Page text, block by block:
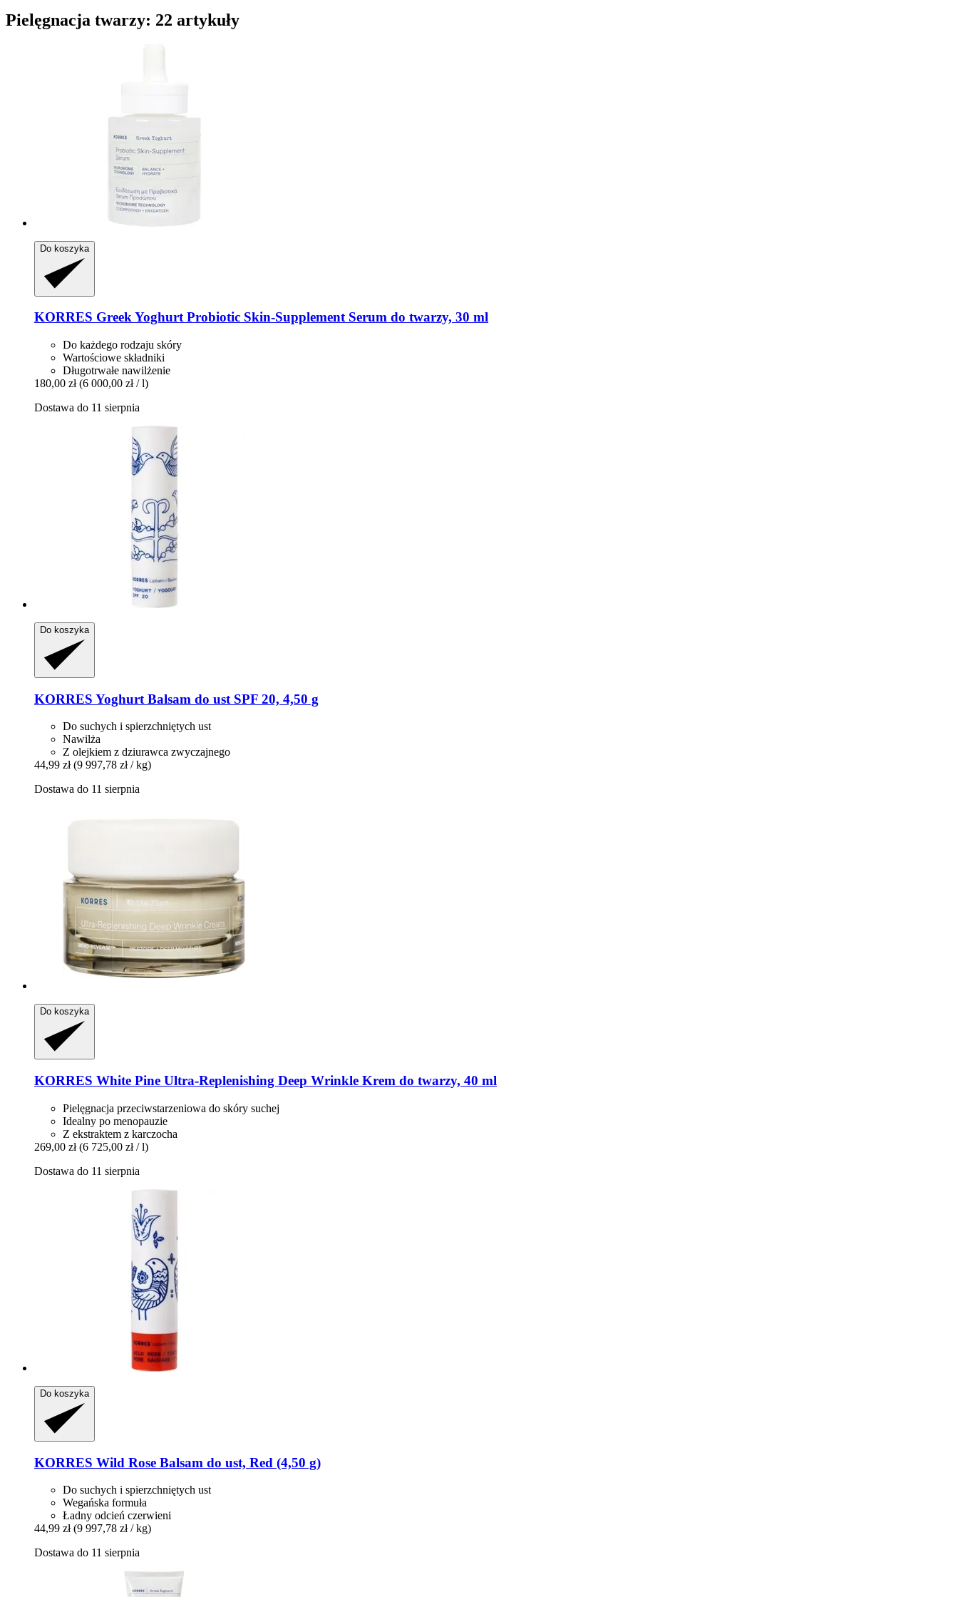
Pielęgnacja twarzy: 22 artykuły
Do koszyka
KORRES Greek Yoghurt Probiotic Skin-​Supplement Serum do twarzy, 30 ml
Do każdego rodzaju skóry
Wartościowe składniki
Długotrwałe nawilżenie
180,00 zł (6 000,00 zł / l)
Dostawa do 11 sierpnia
Do koszyka
KORRES Yoghurt Balsam do ust SPF 20, 4,50 g
Do suchych i spierzchniętych ust
Nawilża
Z olejkiem z dziurawca zwyczajnego
44,99 zł (9 997,78 zł / kg)
Dostawa do 11 sierpnia
Do koszyka
KORRES White Pine Ultra-​Replenishing Deep Wrinkle Krem do twarzy, 40 ml
Pielęgnacja przeciwstarzeniowa do skóry suchej
Idealny po menopauzie
Z ekstraktem z karczocha
269,00 zł (6 725,00 zł / l)
Dostawa do 11 sierpnia
Do koszyka
KORRES Wild Rose Balsam do ust, Red (4,50 g)
Do suchych i spierzchniętych ust
Wegańska formuła
Ładny odcień czerwieni
44,99 zł (9 997,78 zł / kg)
Dostawa do 11 sierpnia